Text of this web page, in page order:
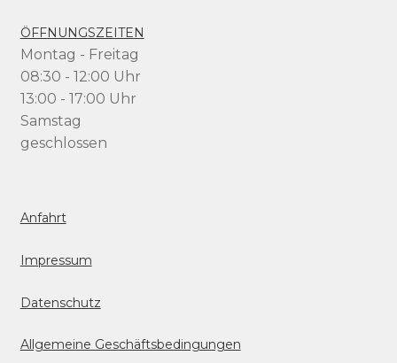
ÖFFNUNGSZEITEN
Montag - Freitag
08:30 - 12:00 Uhr
13:00 - 17:00 Uhr
Samstag
geschlossen
Anfahrt
Impressum
Datenschutz
Allgemeine Geschäftsbedingungen